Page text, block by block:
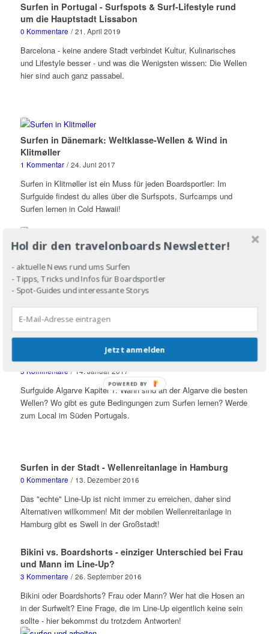
Surfen in Portugal - Surfspots & Surf-Lifestyle rund
um die Hauptstadt Lissabon
0 Kommentare / 21. April 2019
Barcelona - keine andere Stadt verbindet Kultur, Kulinarisches
und Lifestyle besser - und was die Wenigsten wissen: Die Wellen
hier sind auch ganz passabel.
Surfen in Dänemark: Weltklasse-Wellen & Wind in
Klitmøller
1 Kommentar / 24. Juni 2017
Surfen in Klitmøller ist ein Muss für jeden Boardsportler: Im
Surfguide findest du alles über die Surfspots, Surfcamps und
Surfen lernen in Cold Hawaii!
Surfen und Schwangerschaft: Erfahrungsbericht neun
Monate im Line-Up
12 Kommentare 25. Februar 2017
Natalie ist leidenschaftliche Surferin - daran änderte auch ihre
Schwangerschaft nichts. Hier sind die Erlebnisse einer
werdenden Mutter im Line-Up.
Surfen an der Algarve Teil 1: Beste Reisezeit und
allgemeine Surf-Bedingungen
5 Kommentare / 14. Januar 2017
Surfguide Algarve Kapitel 1: Wann sind an der Algarve die besten
Wellen? Wo gibt es gute Bedingungen zum Surfen lernen? Werde
zum Local im Süden Portugals.
Surfen in der Stadt - Wellenreitanlage in Hamburg
0 Kommentare / 13. Dezember 2016
Das "echte" Line-Up ist nicht immer zu erreichen, daher sind
Alternativen willkommen! Mit der mobilen Wellenreitanlage in
Hamburg gibt es Swell in der Großstadt!
Bikini vs. Boardshorts - einziger Unterschied bei Frau
und Mann im Line-Up?
3 Kommentare / 26. September 2016
Bikini oder Boardshorts? Frau oder Mann? Wer hat die Hosen an
in der Surfwelt? Eine Frage, die im Line-Up eigentlich keine sein
sollte - hier bekommst du trotzdem Antworten!
Hol dir den travelonboards Newsletter!
- aktuelle News rund ums Surfen
- Tipps, Tricks und Infos für Boardsportler
- Spot-Guides und interessante Storys
Jetzt anmelden
POWERED BY